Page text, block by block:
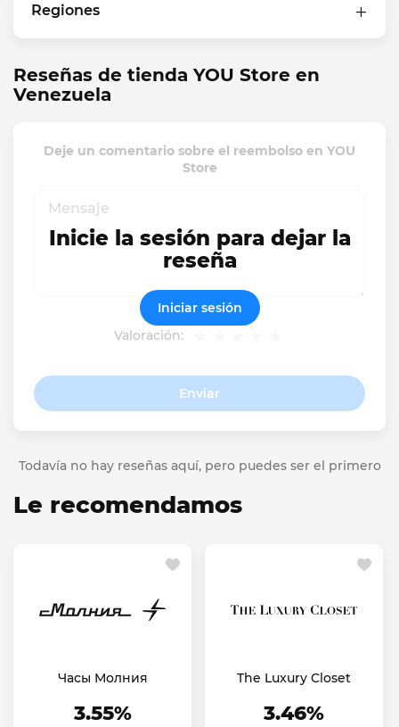
Regiones
Reseñas de tienda YOU Store en
Venezuela
Deje un comentario sobre el reembolso en YOU
Store
Valoración:
Enviar
Inicie la sesión para dejar la
reseña
Iniciar sesión
Todavía no hay reseñas aquí, pero puedes ser el primero
Le recomendamos
Часы Молния
3.55%
The Luxury Closet
3.46%